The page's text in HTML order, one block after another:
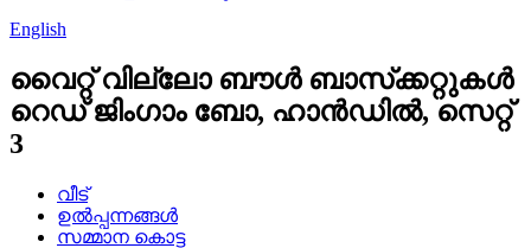
English
വൈറ്റ് വില്ലോ ബൗൾ ബാസ്‌ക്കറ്റുകൾ
റെഡ് ജിംഗാം ബോ, ഹാൻഡിൽ, സെറ്റ്
3
വീട്
ഉൽപ്പന്നങ്ങൾ
സമ്മാന കൊട്ട